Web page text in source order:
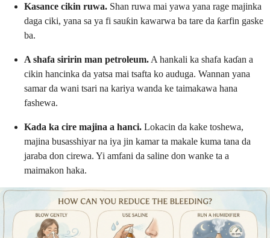
Kasance cikin ruwa. Shan ruwa mai yawa yana rage majinka
daga ciki, yana sa ya fi sauƙin kawarwa ba tare da ƙarfin gaske
ba.
A shafa siririn man petroleum. A hankali ka shafa kaɗan a
cikin hancinka da yatsa mai tsafta ko auduga. Wannan yana
samar da wani tsari na kariya wanda ke taimakawa hana
fashewa.
Kada ka cire majina a hanci. Lokacin da kake toshewa,
majina busasshiyar na iya jin kamar ta makale kuma tana da
jaraba don cirewa. Yi amfani da saline don wanke ta a
maimakon haka.